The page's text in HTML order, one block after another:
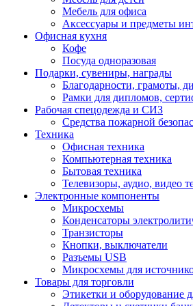
Мебель для офиса
Аксессуары и предметы
Офисная кухня
Кофе
Посуда одноразовая
Подарки, сувениры, награды
Благодарности, грамоты,
Рамки для дипломов,
Рабочая спецодежда и СИЗ
Средства пожарной
Техника
Офисная техника
Компьютерная техника
Бытовая техника
Телевизоры, аудио, видео
Электронные компоненты
Микросхемы
Конденсаторы
Транзисторы
Кнопки, выключатели
Разъемы USB
Микросхемы для
Товары для торговли
Этикетки и оборудование